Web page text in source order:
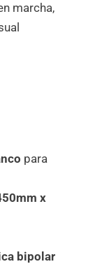
marcha,
para
x
bipolar